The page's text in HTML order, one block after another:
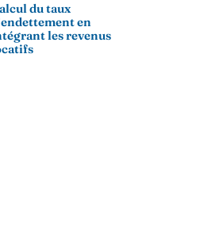
du taux
en
les revenus